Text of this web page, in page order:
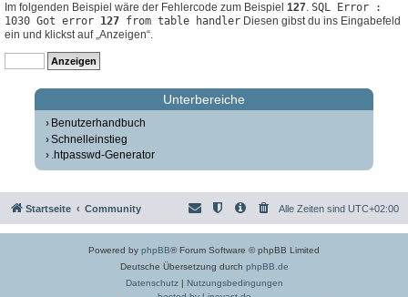
Im folgenden Beispiel wäre der Fehlercode zum Beispiel 127. SQL Error :
1030 Got error 127 from table handler Diesen gibst du ins Eingabefeld
ein und klickst auf „Anzeigen“.
Unterbereiche
Benutzerhandbuch
Schnelleinstieg
.htpasswd-Generator
Startseite Community Alle Zeiten sind UTC+02:00
Powered by phpBB® Forum Software © phpBB Limited
Deutsche Übersetzung durch phpBB.de
Datenschutz| Nutzungsbedingungen